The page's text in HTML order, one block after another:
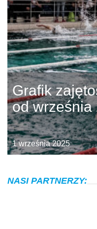
Grafik
od września
1 września 2025
NASI PARTNERZY: